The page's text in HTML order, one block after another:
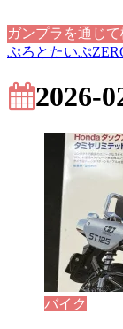
ガンプラを通じ
ぷろとたいぷ
2026-
バイク